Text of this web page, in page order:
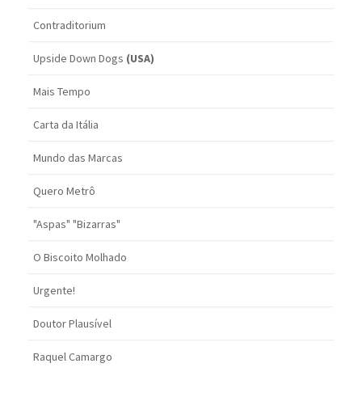
Contraditorium
Upside Down Dogs (USA)
Mais Tempo
Carta da Itália
Mundo das Marcas
Quero Metrô
"Aspas" "Bizarras"
O Biscoito Molhado
Urgente!
Doutor Plausível
Raquel Camargo